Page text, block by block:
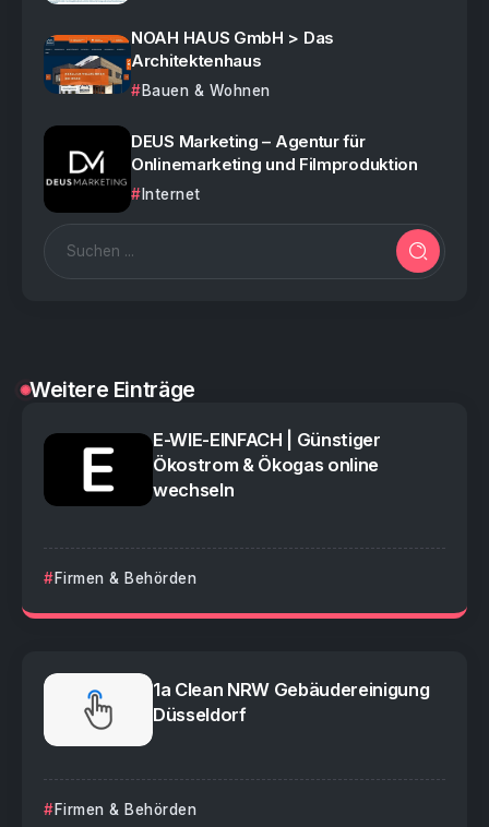
NOAH HAUS GmbH > Das
Architektenhaus
Bauen & Wohnen
DEUS Marketing – Agentur für
Onlinemarketing und Filmproduktion
Internet
Weitere Einträge
E-WIE-EINFACH | Günstiger
Ökostrom & Ökogas online
wechseln
Firmen & Behörden
1a Clean NRW Gebäudereinigung
Düsseldorf
Firmen & Behörden